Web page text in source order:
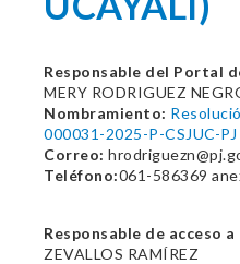
Responsable del Portal
MERY RODRIGUEZ
Nombramiento:
000031-2025-P-CSJUC-PJ
Correo:
Teléfono:061-586369
Responsable de acceso
ZEVALLOS RAMÍREZ